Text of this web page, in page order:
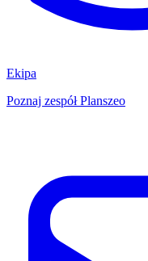
Ekipa
Poznaj zespół Planszeo